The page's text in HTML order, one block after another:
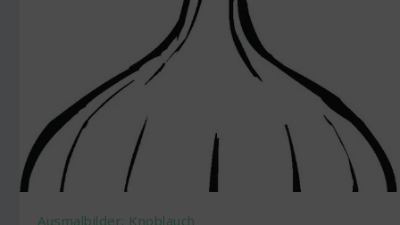
Ausmalbilder: Knoblauch